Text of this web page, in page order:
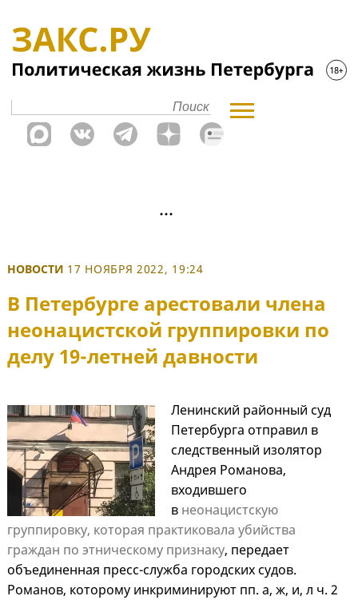
НОВОСТИ 17 НОЯБРЯ 2022, 19:24
В Петербурге арестовали члена
неонацистской группировки по
делу 19-летней давности
Ленинский районный суд
Петербурга отправил в
следственный изолятор
Андрея Романова,
входившего
в неонацистскую
группировку, которая практиковала убийства
граждан по этническому признаку, передает
объединенная пресс-служба городских судов.
Романов, которому инкриминируют пп. а, ж, и, л ч. 2